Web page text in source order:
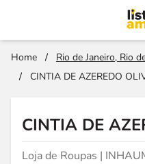
Home / Rio de Janeiro, Rio
/
CINTIA DE AZEREDO
CINTIA DE
Loja de Roupas |